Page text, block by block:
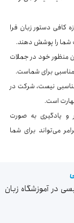
کافی دستور زبان فرا
شما را پوشش دهند.
منظور خود در جملات
برای شماست.
نیست، شرکت در
است.
و یادگیری به صورت
می‌تواند برای شما
در آموزشگاه زبان